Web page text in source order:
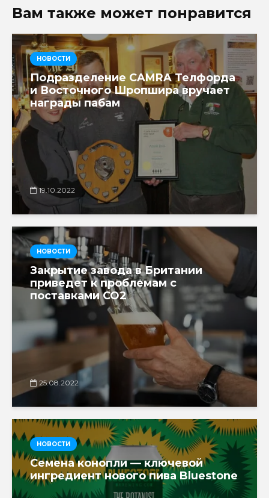
Вам также может понравится
НОВОСТИ
Подразделение CAMRA Телфорда
и Восточного Шропшира вручает
награды пабам
19.10.2022
НОВОСТИ
Закрытие завода в Британии
приведет к проблемам с
поставками CO2
25.08.2022
НОВОСТИ
Семена конопли — ключевой
ингредиент нового пива Bluestone